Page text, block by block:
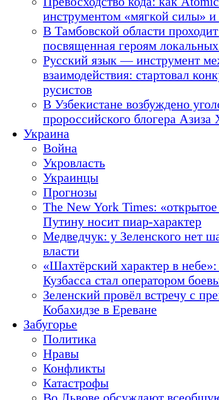
инструментом «мягкой силы» и
В Тамбовской области
посвященная героям
Русский язык — инструмент
взаимодействия: стартовал
русистов
В Узбекистане возбуждено
пророссийского блогера Азиза
Украина
Война
Укровласть
Украинцы
Прогнозы
The New York Times:
Путину носит пиар-характер
Медведчук: у Зеленского нет
власти
«Шахтёрский характер в
Кузбасса стал оператором
Зеленский провёл встречу с
Кобахидзе в Ереване
Забугорье
Политика
Нравы
Конфликты
Катастрофы